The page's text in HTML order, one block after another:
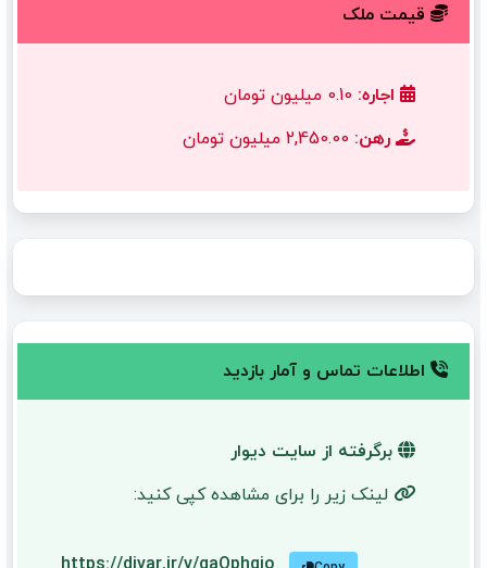
قیمت ملک
اجاره:
رهن:
اطلاعات تماس و آمار بازدید
برگرفته از سایت دیوار
لینک زیر را برای مشاهده کپی کنید: